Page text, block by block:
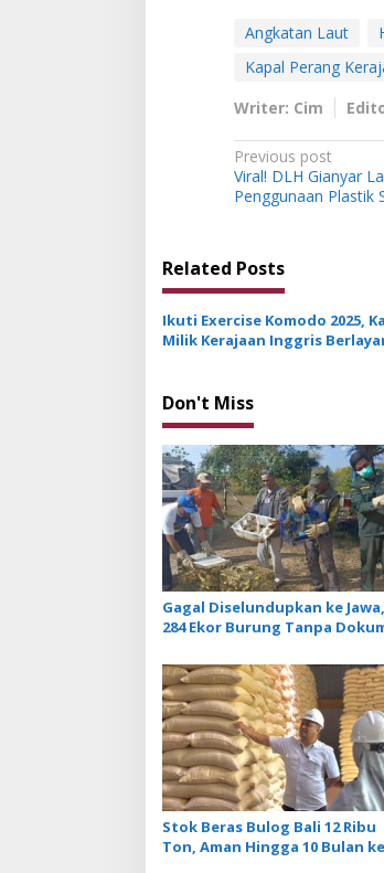
Angkatan Laut
Kapal Perang
Writer: Cim
P
o
t
n
a
v
g
a
t
i
o
n
Previous post
Viral! DLH Gianyar
Penggunaan Plastik
Related Posts
Ikuti Exercise Komodo 2025,
Milik Kerajaan Inggris
Don't Miss
Gagal Diselundupkan ke Jawa,
284 Ekor Burung Tanpa
Penyakit
Stok Beras Bulog Bali 12 Ribu
Ton, Aman Hingga 10 Bulan ke